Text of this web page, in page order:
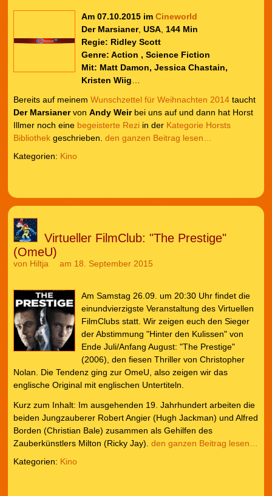
Am 07.10.2015 im Cineworld
Der Marsianer, USA, 144 Min
Regie: Ridley Scott
Genre: Action , Science Fiction
Mit: Matt Damon, Jessica Chastain,
Kristen Wiig
Bereits auf meinem Wunschzettel für Weihnachten 2014taucht
Der Marsianervon Andy Weirbei uns auf und dann hat Horst
Illmer noch eine begeisterte Rezi in der Kategorie Horsts
Bibliothekgeschrieben. den ganzen Beitrag lesen…
Kategorien: Kino
Virtueller FilmClub: "The Prestige"
(OmeU)
von Hiltja am 18. September 2015
Am Samstag 26.09. um 20:30 Uhr findet die
einundvierzigste Veranstaltung des Virtuellen
FilmClubs statt. Wir zeigen euch den Sieger
der Abstimmung "Hinter den Kulissen" von
Ende Juli/Anfang August: "The Prestige"
(2006), den fiesen Thriller von Christopher
Nolan. Die Tendenz ging zur OmeU, also zeigen wir das
englische Original mit englischen Untertiteln.
Kurz zum Inhalt: Im ausgehenden 19. Jahrhundert arbeiten die
beiden Jungzauberer Robert Angier (Hugh Jackman) und Alfred
Borden (Christian Bale) zusammen als Gehilfen des
Zauberkünstlers Milton (Ricky Jay). den ganzen Beitrag lesen…
Kategorien: Kino